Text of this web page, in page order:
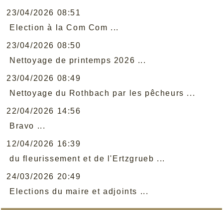
23/04/2026 08:51
Election à la Com Com ...
23/04/2026 08:50
Nettoyage de printemps 2026 ...
23/04/2026 08:49
Nettoyage du Rothbach par les pêcheurs ...
22/04/2026 14:56
Bravo ...
12/04/2026 16:39
du fleurissement et de l'Ertzgrueb ...
24/03/2026 20:49
Elections du maire et adjoints ...